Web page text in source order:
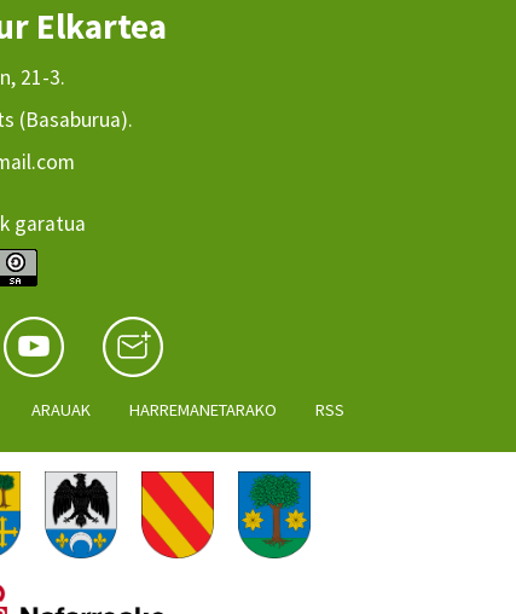
Elkartea
21-3.
(Basaburua).
garatua
ARAUAK HARREMANETARAKO RSS